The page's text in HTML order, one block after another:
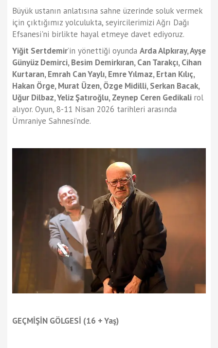
Büyük ustanın anlatısına sahne üzerinde soluk vermek
için çıktığımız yolculukta, seyircilerimizi Ağrı Dağı
Efsanesi'ni birlikte hayal etmeye davet ediyoruz.
Yiğit Sertdemir’in yönettiği oyunda Arda Alpkıray, Ayşe
Günyüz Demirci, Besim Demirkıran, Can Tarakçı, Cihan
Kurtaran, Emrah Can Yaylı, Emre Yılmaz, Ertan Kılıç,
Hakan Örge, Murat Üzen, Özge Midilli, Serkan Bacak,
Uğur Dilbaz, Yeliz Şatıroğlu, Zeynep Ceren Gedikali rol
alıyor. Oyun, 8-11 Nisan 2026 tarihleri arasında
Ümraniye Sahnesi’nde.
GEÇMİŞİN GÖLGESİ (16 + Yaş)